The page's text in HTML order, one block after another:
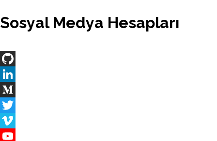
Sosyal Medya Hesapları
GitHub
LinkedIn
Medium
Twitter
Vimeo